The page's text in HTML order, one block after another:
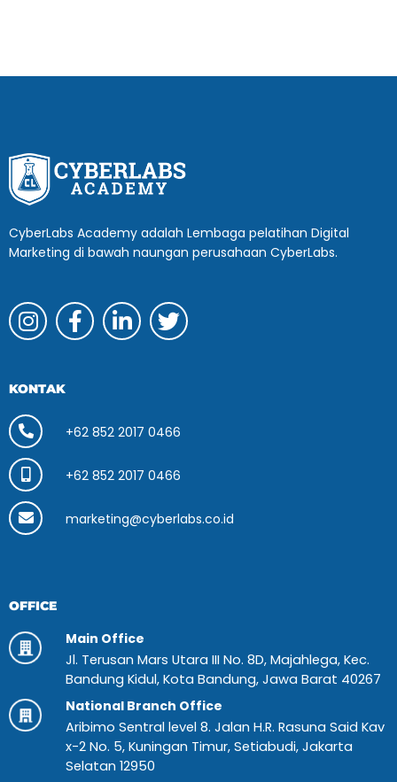
CyberLabs Academy adalah Lembaga pelatihan Digital
Marketing di bawah naungan perusahaan CyberLabs.
KONTAK
+62 852 2017 0466
+62 852 2017 0466
marketing@cyberlabs.co.id
OFFICE
Main Office
Jl. Terusan Mars Utara III No. 8D, Majahlega, Kec.
Bandung Kidul, Kota Bandung, Jawa Barat 40267
National Branch Office
Aribimo Sentral level 8. Jalan H.R. Rasuna Said Kav
x-2 No. 5, Kuningan Timur, Setiabudi, Jakarta
Selatan 12950